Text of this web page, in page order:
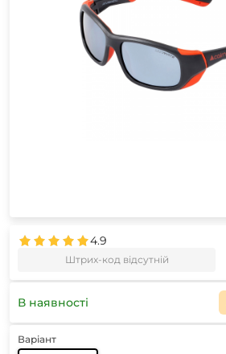
4.9
Штрих-код відсутній
В наявності
Варіант